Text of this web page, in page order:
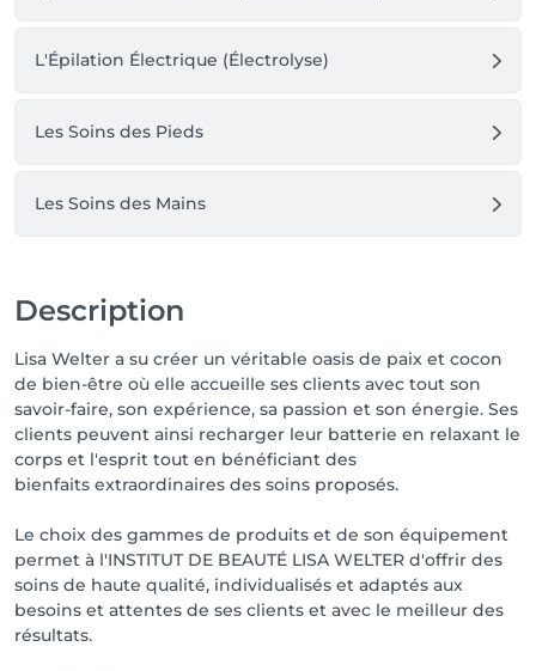
L'Épilation Électrique (Électrolyse)
Les Soins des Pieds
Les Soins des Mains
Description
Lisa Welter a su créer un véritable oasis de paix et cocon
de bien-être où elle accueille ses clients avec tout son
savoir-faire, son expérience, sa passion et son énergie. Ses
clients peuvent ainsi recharger leur batterie en relaxant le
corps et l'esprit tout en bénéficiant des
bienfaits extraordinaires des soins proposés.
Le choix des gammes de produits et de son équipement
permet à l'INSTITUT DE BEAUTÉ LISA WELTER d'offrir des
soins de haute qualité, individualisés et adaptés aux
besoins et attentes de ses clients et avec le meilleur des
résultats.